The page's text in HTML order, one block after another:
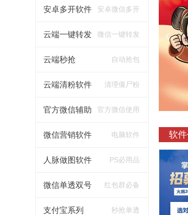
安卓多开软件 安卓微信多开
云端一键转发 微信一键转发
云端秒抢 自动抢包
云端清粉软件 清理僵尸粉
官方微信辅助 官方微信使用
微信营销软件 电脑软件
人脉做图软件 PS必用品
微信单透双号 红包群必备
支付宝系列 秒抢单透
软